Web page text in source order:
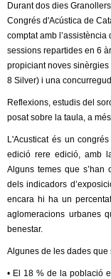
G
a
n
o
e
Durant dos dies
Congrés d'Acústica de
comptat amb
sessions repartides en 6
propiciant noves
8 Silver) i una
Reflexions, estudis del
posat sobre la taula, a
L'Acusticat és un
edició rere edició, amb
Alguns temes que s’han
dels indicadors
encara hi ha un
aglomeracions urbanes
benestar.
Algunes de les dades que
• El 18 % de la població